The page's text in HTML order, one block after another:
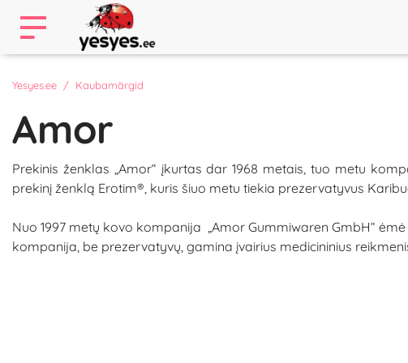
Yesyes.ee Kaubamärgid
Amor
Prekinis ženklas „Amor“ įkurtas dar 1968 metais, tuo metu
prekinį ženklą Erotim®, kuris šiuo metu tiekia prezervatyvus
Nuo 1997 metų kovo kompanija „Amor Gummiwaren GmbH“
kompanija, be prezervatyvų, gamina įvairius medicininius